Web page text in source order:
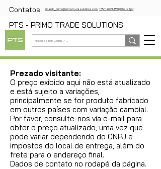
Contatos: ricardo_primo@primotradesolutions.com +55 11 97721-1739 (WhatsApp)
PTS - PRIMO TRADE SOLUTIONS
Prezado visitante:
O preço exibido aqui não está atualizado
e está sujeito a variações,
principalmente se for produto fabricado
em outros países com variação cambial.
Por favor, consulte-nos via e-mail para
obter o preço atualizado, uma vez que
pode variar dependendo do CNPJ e
impostos do local de entrega, além do
frete para o endereço final.
Dados de contato no rodapé da página.